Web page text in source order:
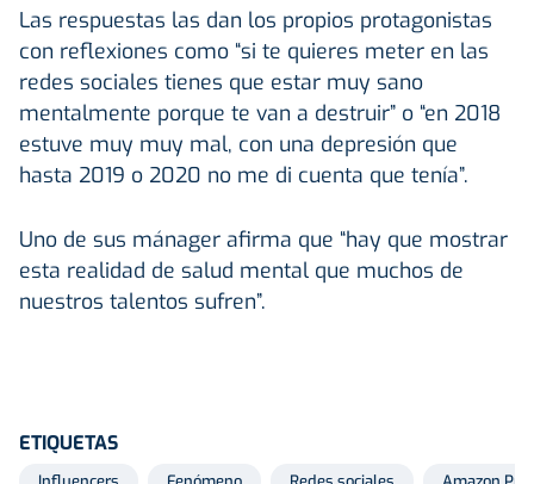
Las respuestas las dan los propios protagonistas
con reflexiones como “si te quieres meter en las
redes sociales tienes que estar muy sano
mentalmente porque te van a destruir” o “en 2018
estuve muy muy mal, con una depresión que
hasta 2019 o 2020 no me di cuenta que tenía”.
Uno de sus mánager afirma que “hay que mostrar
esta realidad de salud mental que muchos de
nuestros talentos sufren”.
ETIQUETAS